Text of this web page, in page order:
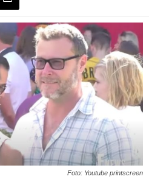
Foto: Youtube printscreen